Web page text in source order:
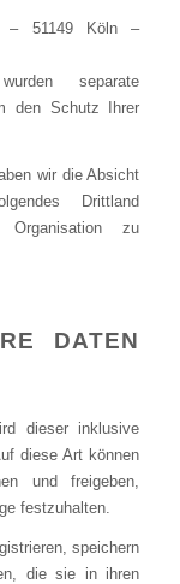
– 51149 Köln –
separate
den Schutz Ihrer
wir die Absicht
Drittland
Organisation zu
DATEN
dieser inklusive
diese Art können
und freigeben,
festzuhalten.
speichern
die sie in ihren